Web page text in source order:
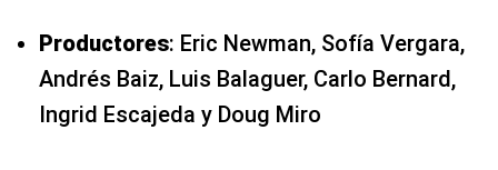
Productores: Eric Newman, Sofía Vergara,
Andrés Baiz, Luis Balaguer, Carlo Bernard,
Ingrid Escajeda y Doug Miro